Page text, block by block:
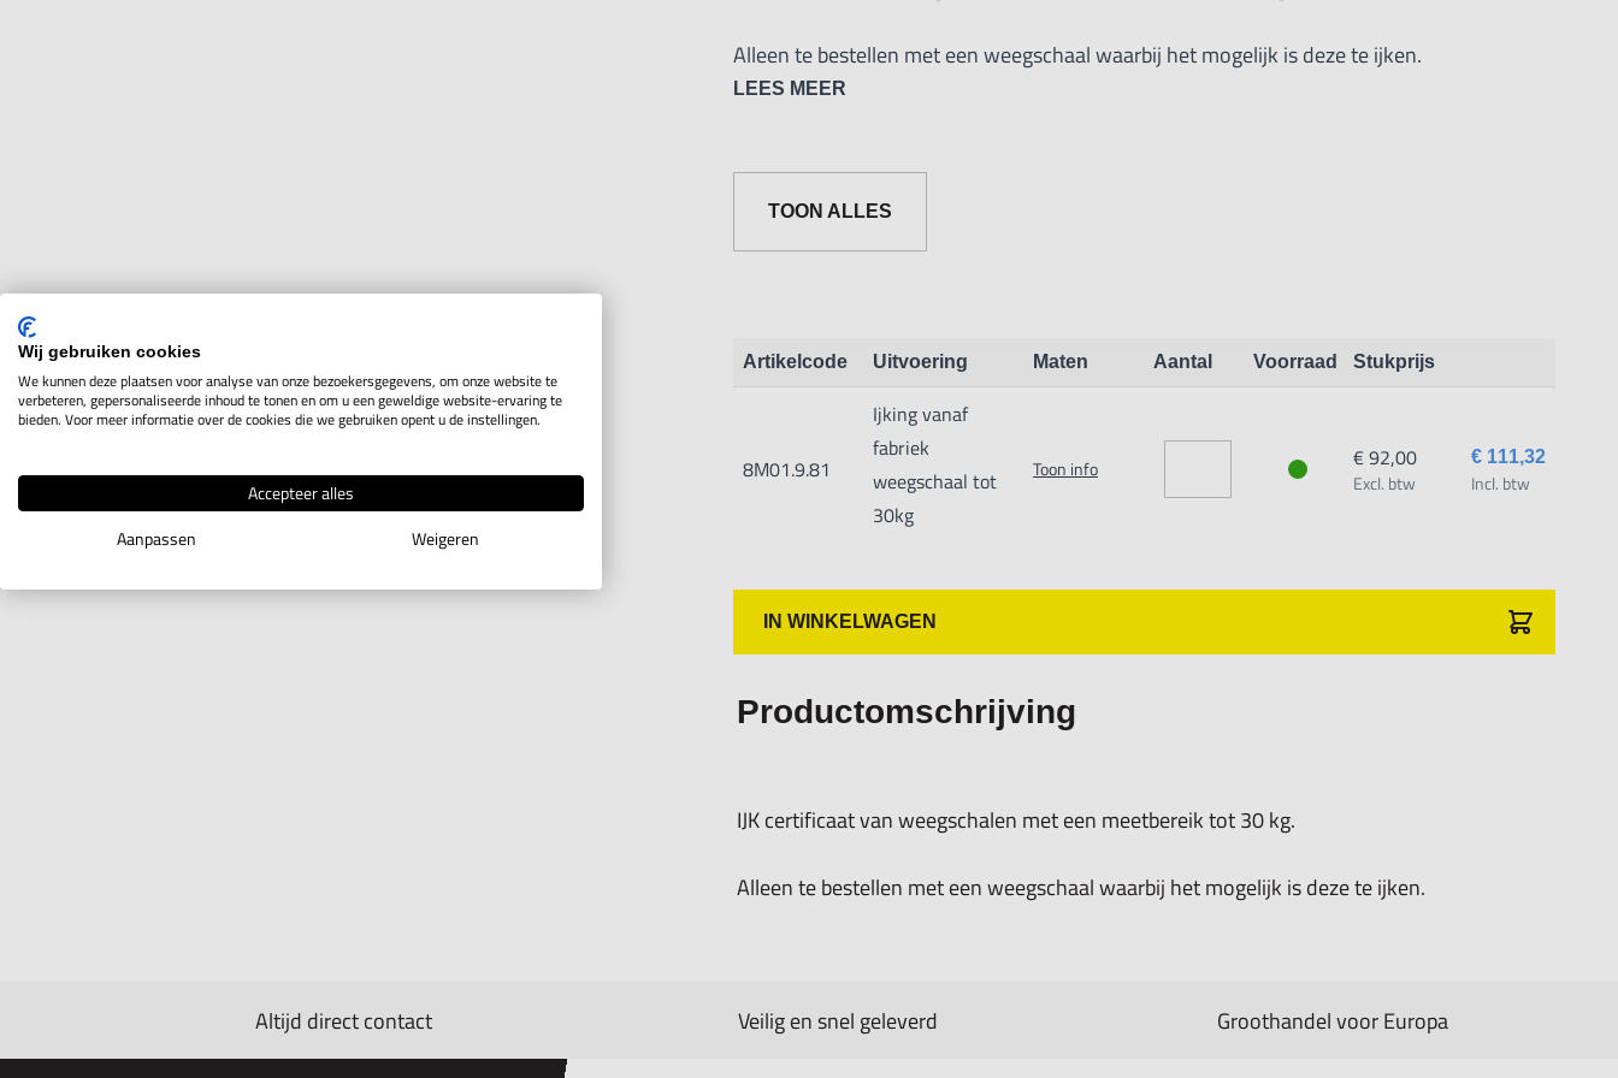
Alleen te bestellen met een weegschaal waarbij het mogelijk is deze te ijken.
LEES MEER
TOON ALLES
Artikelcode Uitvoering Maten Aantal Voorraad Stukprijs
8M01.9.81
Ijking vanaf
fabriek
weegschaal tot
30kg
Toon info € 111,32
Incl. btw
€ 92,00
Excl. btw
IN WINKELWAGEN
Productomschrijving
IJK certificaat van weegschalen met een meetbereik tot 30 kg.
Alleen te bestellen met een weegschaal waarbij het mogelijk is deze te ijken.
Altijd direct contact Veilig en snel geleverd Groothandel voor Europa
Wij gebruiken cookies
We kunnen deze plaatsen voor analyse van onze bezoekersgegevens, om onze website te
verbeteren, gepersonaliseerde inhoud te tonen en om u een geweldige website-ervaring te
bieden. Voor meer informatie over de cookies die we gebruiken opent u de instellingen.
Accepteer alles
Aanpassen
Weigeren